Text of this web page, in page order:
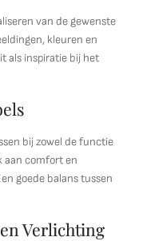
van de gewenste
kleuren en
als inspiratie bij het
bij zowel de functie
aan comfort en
goede balans tussen
Verlichting